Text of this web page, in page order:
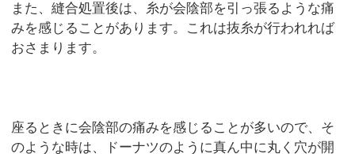
また、縫合処置後は、糸が会陰部を引っ張るような痛
みを感じることがあります。これは抜糸が行われれば
おさまります。
座るときに会陰部の痛みを感じることが多いので、そ
のような時は、ドーナツのように真ん中に丸く穴が開